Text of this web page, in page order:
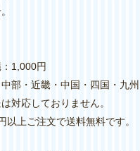
1,000円
部・近畿・中国・四国・九
対応しておりません。
以上ご注文で送料無料です。